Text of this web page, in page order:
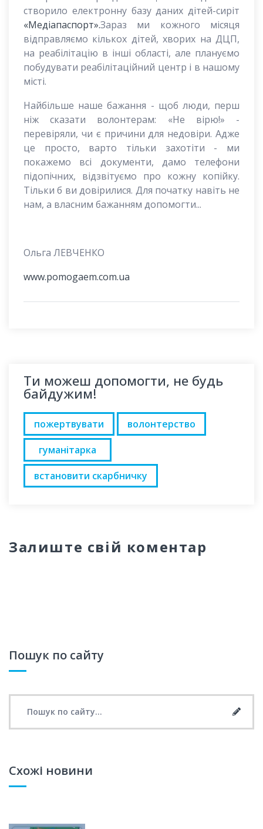
створило електронну базу даних дітей-сиріт
«Медіапаспорт».Зараз ми кожного місяця
відправляємо кількох дітей, хворих на ДЦП,
на реабілітацію в інші області, але плануємо
побудувати реабілітаційний центр і в нашому
місті.
Найбільше наше бажання - щоб люди, перш
ніж сказати волонтерам: «Не вірю!» -
перевіряли, чи є причини для недовіри. Адже
це просто, варто тільки захотіти - ми
покажемо всі документи, дамо телефони
підопічних, відзвітуємо про кожну копійку.
Тільки б ви довірилися. Для початку навіть не
нам, а власним бажанням допомогти...
Ольга ЛЕВЧЕНКО
www.pomogaem.com.ua
Ти можеш допомогти, не будь
байдужим!
пожертвувати
волонтерство
гуманітарка
встановити скарбничку
Залиште свій коментар
Пошук по сайту
Схожі новини